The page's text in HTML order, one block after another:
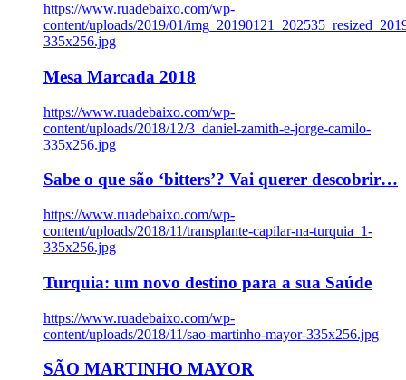
https://www.ruadebaixo.com/wp-
content/uploads/2019/01/
335x256.jpg
Mesa Marcada 2018
https://www.ruadebaixo.com/wp-
content/uploads/2018/12/3_daniel-zamith-e-jorge-camilo-
335x256.jpg
Sabe o que são ‘bitters’? Vai querer descobrir…
https://www.ruadebaixo.com/wp-
content/uploads/2018/11/transplante-capilar-na-turquia_1-
335x256.jpg
Turquia: um novo destino para a sua Saúde
https://www.ruadebaixo.com/wp-
content/uploads/2018/11/sao-martinho-mayor-335x256.jpg
SÃO MARTINHO MAYOR